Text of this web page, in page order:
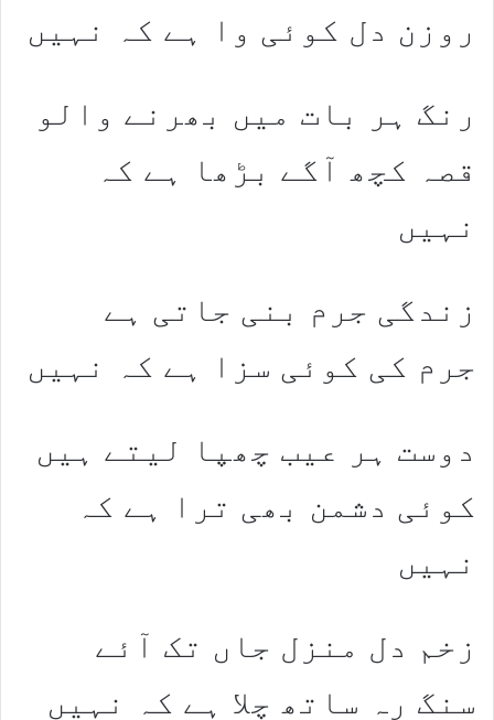
روزن دل کوئی وا ہے کہ نہیں
رنگ ہر بات میں بھرنے والو
قصہ کچھ آگے بڑھا ہے کہ
نہیں
زندگی جرم بنی جاتی ہے
جرم کی کوئی سزا ہے کہ نہیں
دوست ہر عیب چھپا لیتے ہیں
کوئی دشمن بھی ترا ہے کہ
نہیں
زخم دل منزل جاں تک آئے
سنگ رہ ساتھ چلا ہے کہ نہیں